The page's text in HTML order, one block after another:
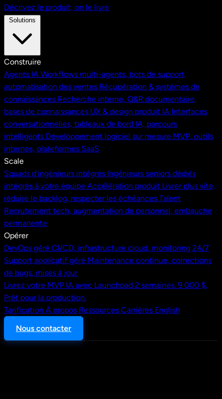
Décrivez le produit, on le livre
Construire
Agents IA Workflows multi-agents, bots de support,
automatisation des ventes Récupération & systèmes de
connaissances Recherche interne, Q&R documentaire,
bases de connaissances UX & design produit IA Interfaces
conversationnelles, tableaux de bord IA, parcours
intelligents Développement logiciel sur mesure MVP, outils
internes, plateformes SaaS
Scale
Squads d'ingénieurs intégrés Ingénieurs seniors dédiés
intégrés à votre équipe Accélération produit Livrer plus vite,
réduire le backlog, respecter les échéances Talent
Recrutement tech, augmentation de personnel, embauche
permanente
Opérer
DevOps géré CI/CD, infrastructure cloud, monitoring 24/7
Support applicatif géré Maintenance continue, corrections
de bugs, mises à jour
Livrez votre MVP IA avec Launchpad 2 semaines. 9 000 $.
Prêt pour la production.
Tarification À propos Ressources Carrières English
Nous contacter